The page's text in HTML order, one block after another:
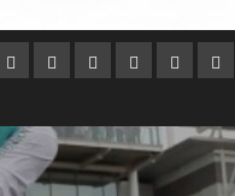
Argentina
AustraliaBrasilChileDubai